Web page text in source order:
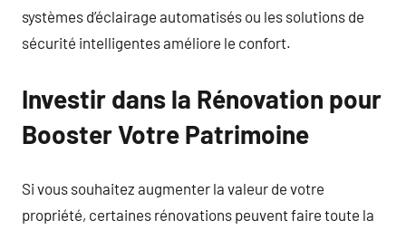
systèmes d’éclairage automatisés ou les solutions de
sécurité intelligentes améliore le confort.
Investir dans la Rénovation pour
Booster Votre Patrimoine
Si vous souhaitez augmenter la valeur de votre
propriété, certaines rénovations peuvent faire toute la